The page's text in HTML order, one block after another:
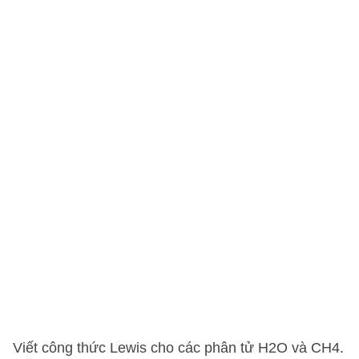
Viết công thức Lewis cho các phân tử H2O và CH4.